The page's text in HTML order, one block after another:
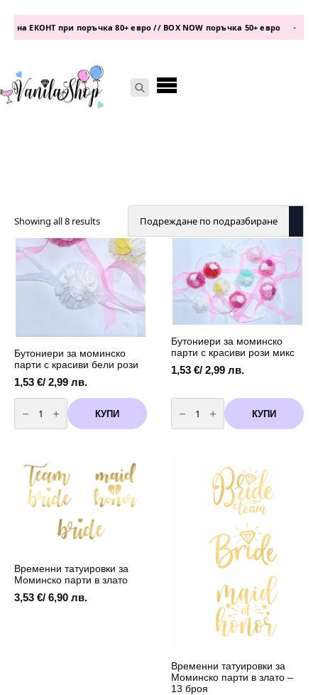
ЕКОНТ при поръчка 80+ евро // BOX NOW поръчка 50+ евро
Showing all 8 results
Бутониери за моминско
парти с красиви бели рози
1,53 €/ 2,99 лв.
количество
за
Бутониери
за
красиви
бели
рози
КУПИ
Бутониери за моминско
парти с красиви рози микс
1,53 €/ 2,99 лв.
количество
за
Бутониери
за
КУПИ
Временни татуировки за
Моминско парти в злато
3,53 €/ 6,90 лв.
Временни татуировки за
Моминско парти в злато –
13 броя